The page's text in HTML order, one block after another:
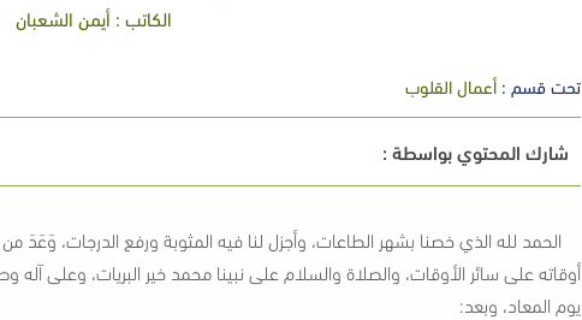
الكاتب : أيمن الشعبان
تحت قسم :أعمال القلوب
شارك المحتوي بواسطة :
الحمد لله الذي خصنا بشهر الطاعات، وأجزل لنا فيه المثوبة ورفع الدرجات، وَعَدَ من
أوقاته على سائر الأوقات، والصلاة والسلام على نبينا محمد خير البريات، وعلى
يوم المعاد، وبعد: